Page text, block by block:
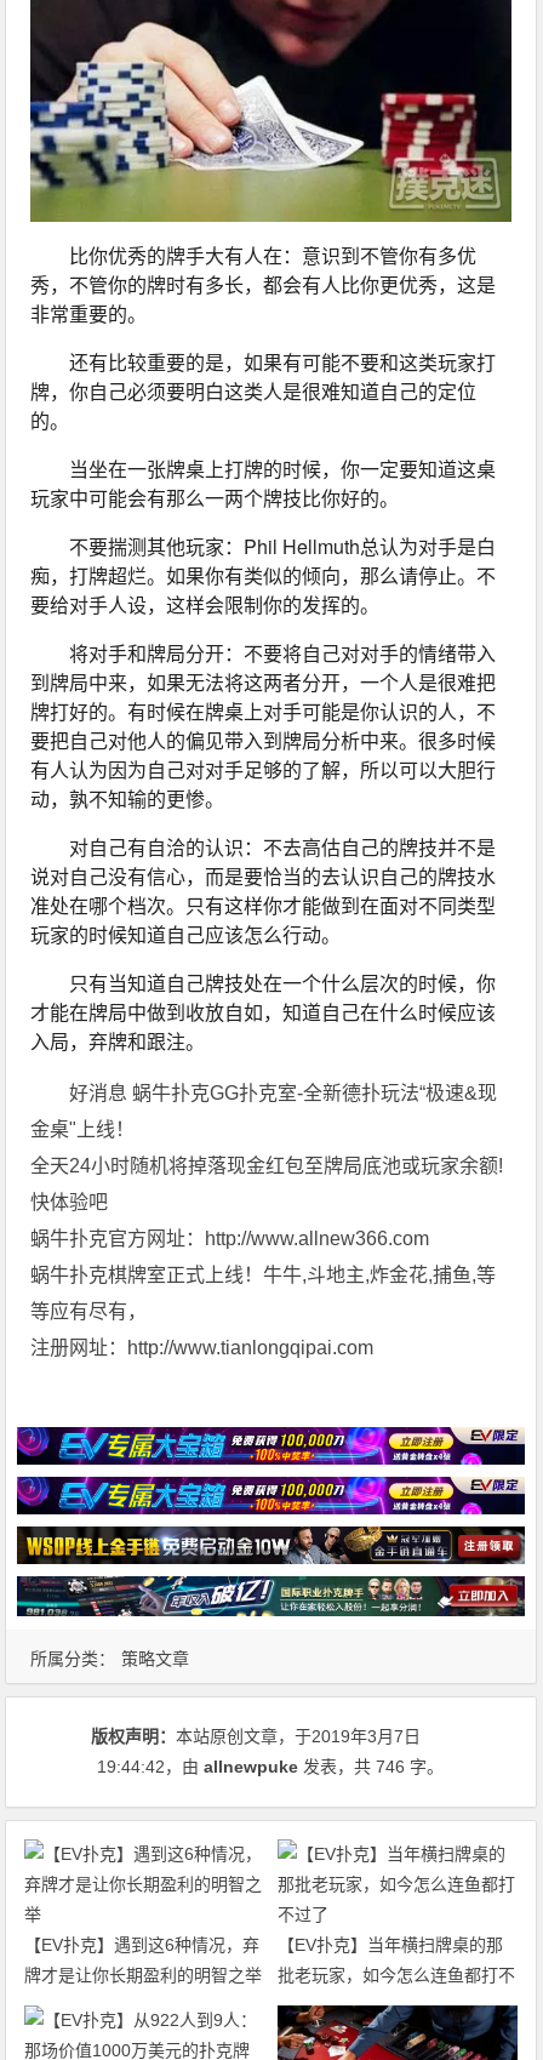
比你优秀的牌手大有人在：意识到不管你有多优
秀，不管你的牌时有多长，都会有人比你更优秀，这是
非常重要的。
还有比较重要的是，如果有可能不要和这类玩家打
牌，你自己必须要明白这类人是很难知道自己的定位
的。
当坐在一张牌桌上打牌的时候，你一定要知道这桌
玩家中可能会有那么一两个牌技比你好的。
不要揣测其他玩家：Phil Hellmuth总认为对手是白
痴，打牌超烂。如果你有类似的倾向，那么请停止。不
要给对手人设，这样会限制你的发挥的。
将对手和牌局分开：不要将自己对对手的情绪带入
到牌局中来，如果无法将这两者分开，一个人是很难把
牌打好的。有时候在牌桌上对手可能是你认识的人，不
要把自己对他人的偏见带入到牌局分析中来。很多时候
有人认为因为自己对对手足够的了解，所以可以大胆行
动，孰不知输的更惨。
对自己有自洽的认识：不去高估自己的牌技并不是
说对自己没有信心，而是要恰当的去认识自己的牌技水
准处在哪个档次。只有这样你才能做到在面对不同类型
玩家的时候知道自己应该怎么行动。
只有当知道自己牌技处在一个什么层次的时候，你
才能在牌局中做到收放自如，知道自己在什么时候应该
入局，弃牌和跟注。
好消息 蜗牛扑克GG扑克室-全新德扑玩法“极速&现
金桌"上线！
全天24小时随机将掉落现金红包至牌局底池或玩家余额!
快体验吧
蜗牛扑克官方网址：http://www.allnew366.com
蜗牛扑克棋牌室正式上线！牛牛,斗地主,炸金花,捕鱼,等
等应有尽有，
注册网址：http://www.tianlongqipai.com
所属分类： 策略文章
版权声明：本站原创文章，于2019年3月7日
19:44:42，由allnewpuke 发表，共 746 字。
【EV扑克】遇到这6种情况，弃
牌才是让你长期盈利的明智之举
【EV扑克】当年横扫牌桌的那
批老玩家，如今怎么连鱼都打不
过了